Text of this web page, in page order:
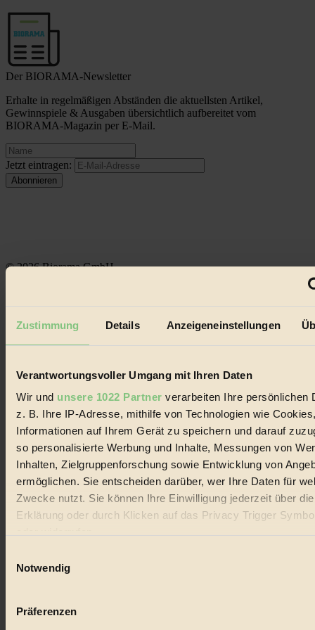
Zustimmung Details Anzeigeneinstellungen
Verantwortungsvoller Umgang mit Ihren Daten
Wir und unsere 1022 Partner verarbeiten Ihre persönlichen
z. B. Ihre IP-Adresse, mithilfe von Technologien wie
Informationen auf Ihrem Gerät zu speichern und darauf
so personalisierte Werbung und Inhalte, Messungen von
Inhalten, Zielgruppenforschung sowie Entwicklung von
ermöglichen. Sie entscheiden darüber, wer Ihre Daten für
Zwecke nutzt. Sie können Ihre Einwilligung jederzeit über
Erklärung oder durch Klicken auf das Privacy Trigger
Wenn Sie es erlauben, würden wir auch gerne:
Ihr Gerät durch aktives Scannen nach bestimmten
Notwendig
Präferenzen
Der BIORAMA-Newsletter
Erhalte in regelmäßigen Abständen die aktuellsten Artikel,
Gewinnspiele & Ausgaben übersichtlich aufbereitet vom
BIORAMA-Magazin per E-Mail.
Jetzt eintragen:
© 2026 Biorama GmbH
Datenschutz
Handels mit Bioprodukten, des Fair-Trade sowie der Branche
alternativer Energien.
Social Media
22.601 Fans auf Facebook
Folge uns auf Instagram
Themen
Bio
#
Vegan